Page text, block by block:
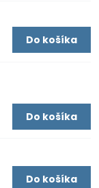
Do košíka
Do košíka
Do košíka